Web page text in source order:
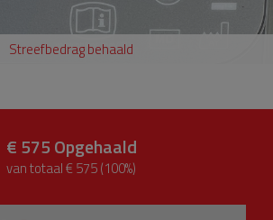
Streefbedrag behaald
€ 575Opgehaald
van totaal € 575 (100%)